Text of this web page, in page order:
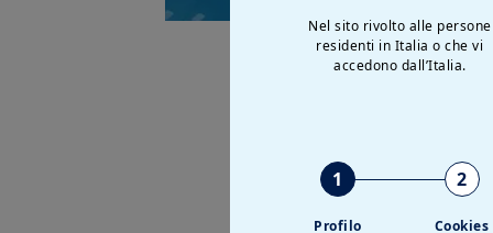
Riteniamo che la
aziendali saranno una
luglio dalla voce di
Nel sito rivolto alle persone
residenti in Italia o che vi
accedono dall’Italia.
1
Profilo
2
Cookies